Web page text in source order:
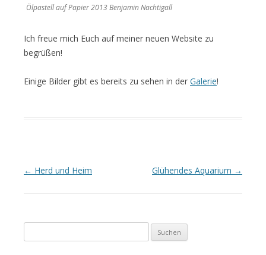
Ölpastell auf Papier 2013 Benjamin Nachtigall
Ich freue mich Euch auf meiner neuen Website zu
begrüßen!
Einige Bilder gibt es bereits zu sehen in der Galerie!
Artikel-Navigation
← Herd und Heim Glühendes Aquarium →